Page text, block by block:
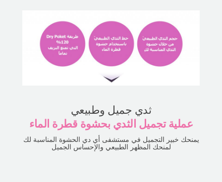
ثدي جميل وطبيعي
عملية تجميل الثدي بحشوة قطرة الماء
يمنحك خبير التجميل في مستشفى أي دي الحشوة المناسبة لك
لمنحك المظهر الطبيعي والإحساس الجميل